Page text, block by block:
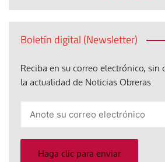
Boletín digital (Newsletter)
Reciba en su correo electrónico, sin
la actualidad de Noticias Obreras
electrónico
Haga clic para enviar